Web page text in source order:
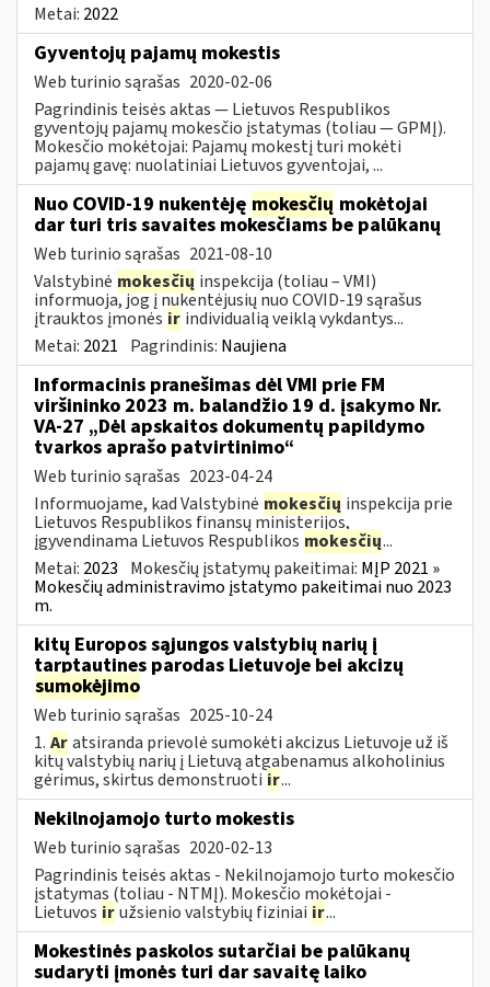
Metai: 2022
Gyventojų pajamų mokestis
Web turinio sąrašas 2020-02-06
Pagrindinis teisės aktas — Lietuvos Respublikos
gyventojų pajamų mokesčio įstatymas (toliau — GPMĮ).
Mokesčio mokėtojai: Pajamų mokestį turi mokėti
pajamų gavę: nuolatiniai Lietuvos gyventojai, ...
Nuo COVID-19 nukentėję mokesčių mokėtojai
dar turi tris savaites mokesčiams be palūkanų
Web turinio sąrašas 2021-08-10
Valstybinė mokesčių inspekcija (toliau – VMI)
informuoja, jog į nukentėjusių nuo COVID-19 sąrašus
įtrauktos įmonės ir individualią veiklą vykdantys...
Metai: 2021 Pagrindinis: Naujiena
Informacinis pranešimas dėl VMI prie FM
viršininko 2023 m. balandžio 19 d. įsakymo Nr.
VA-27 „Dėl apskaitos dokumentų papildymo
tvarkos aprašo patvirtinimo“
Web turinio sąrašas 2023-04-24
Informuojame, kad Valstybinė mokesčių inspekcija prie
Lietuvos Respublikos finansų ministerijos,
įgyvendinama Lietuvos Respublikos mokesčių...
Metai: 2023 Mokesčių įstatymų pakeitimai: MĮP 2021 »
Mokesčių administravimo įstatymo pakeitimai nuo 2023
m.
kitų Europos sąjungos valstybių narių į
tarptautines parodas Lietuvoje bei akcizų
sumokėjimo
Web turinio sąrašas 2025-10-24
1. Aratsiranda prievolė sumokėti akcizus Lietuvoje už iš
kitų valstybių narių į Lietuvą atgabenamus alkoholinius
gėrimus, skirtus demonstruoti ir...
Nekilnojamojo turto mokestis
Web turinio sąrašas 2020-02-13
Pagrindinis teisės aktas - Nekilnojamojo turto mokesčio
įstatymas (toliau - NTMĮ). Mokesčio mokėtojai -
Lietuvos iružsienio valstybių fiziniai ir...
Mokestinės paskolos sutarčiai be palūkanų
sudaryti įmonės turi dar savaitę laiko